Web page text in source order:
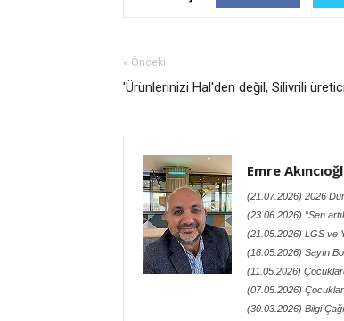
« Önceki
'Ürünlerinizi Hal'den değil, Silivrili
Emre
(21.07.2026) 2026
(23.06.2026) “Sen
(21.05.2026) LGS ve
(18.05.2026) Sayın
(11.05.2026)
(07.05.2026)
(30.03.2026) Bilgi